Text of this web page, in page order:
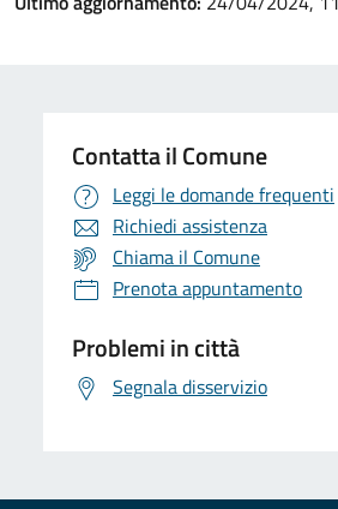
Contatta il Comune
Leggi le domande frequenti
Richiedi assistenza
Chiama il Comune
Prenota appuntamento
Problemi in città
Segnala disservizio